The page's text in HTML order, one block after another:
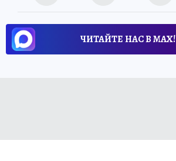
ЧИТАЙТЕ НАС В МАХ!